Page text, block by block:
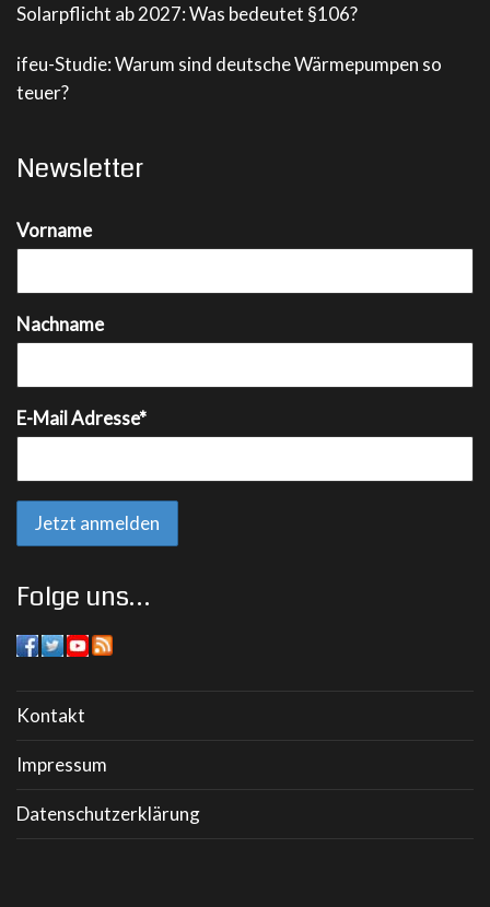
Solarpflicht ab 2027: Was bedeutet §106?
ifeu-Studie: Warum sind deutsche Wärmepumpen so
teuer?
Newsletter
Vorname
Nachname
E-Mail Adresse*
Folge uns…
Kontakt
Impressum
Datenschutzerklärung